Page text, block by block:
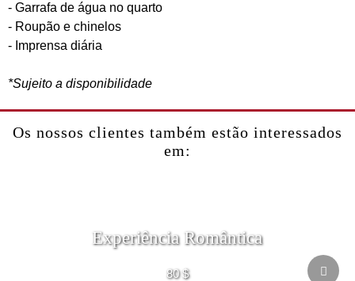
- Garrafa de água no quarto
- Roupão e chinelos
- Imprensa diária
*Sujeito a disponibilidade
Os nossos clientes também estão interessados
em:
Experiência Romântica
80 $